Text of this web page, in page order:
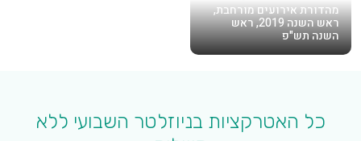
מהדורת אירועים מורחבת,
ראש השנה 2019, ראש
השנה תש"פ
כל האטרקציות בניוזלטר השבועי ללא